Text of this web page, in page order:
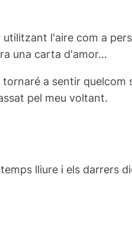
l'aire com a
una carta d'amor…
a sentir quelcom
pel meu voltant.
lliure i els darrers